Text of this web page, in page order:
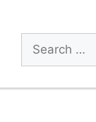
Search
for: